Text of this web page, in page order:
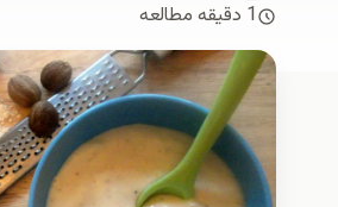
1 دقیقه مطالعه